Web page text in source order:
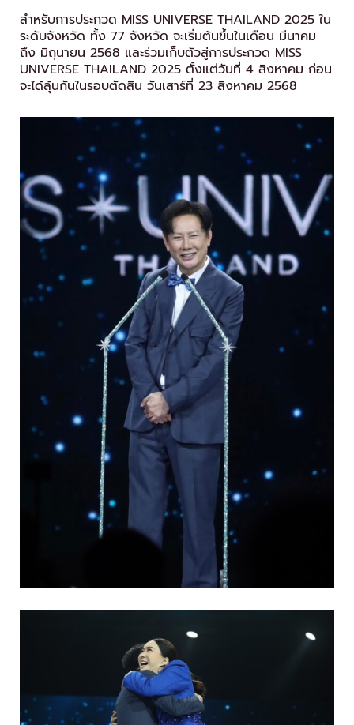
สำหรับการประกวด MISS UNIVERSE THAILAND 2025 ใน
ระดับจังหวัด ทั้ง 77 จังหวัด จะเริ่มต้นขึ้นในเดือน มีนาคม
ถึง มิถุนายน 2568 และร่วมเก็บตัวสู่การประกวด MISS
UNIVERSE THAILAND 2025 ตั้งแต่วันที่ 4 สิงหาคม ก่อน
จะได้ลุ้นกันในรอบตัดสิน วันเสาร์ที่ 23 สิงหาคม 2568